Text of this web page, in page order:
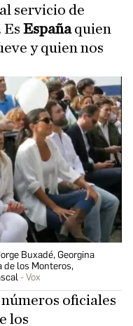
servicio de
Es Españaquien
y quien nos
Buxadé, Georgina
de los Monteros,
Vox
oficiales
los